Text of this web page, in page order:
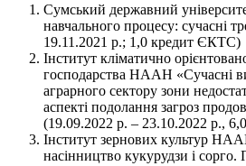
Сумський державний
навчального процесу: сучасні
19.11.2021 р.; 1,0 кредит ЄКТС)
Інститут кліматично
господарства НААН «Сучасні
аграрного сектору зони
аспекті подолання загроз
(19.09.2022 р. – 23.10.2022 р.,
Інститут зернових культур
насінництво кукурудзи і сорго.